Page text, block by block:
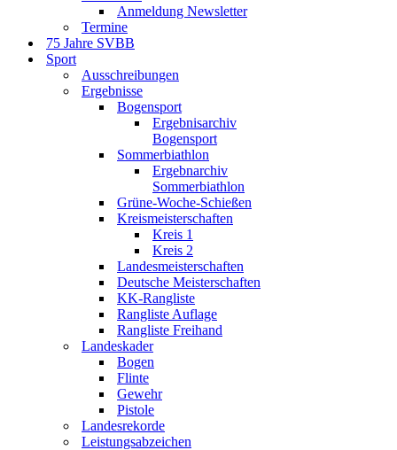
Anmeldung Newsletter
Termine
75 Jahre SVBB
Sport
Ausschreibungen
Ergebnisse
Bogensport
Ergebnisarchiv
Bogensport
Sommerbiathlon
Ergebnarchiv
Sommerbiathlon
Grüne-Woche-Schießen
Kreismeisterschaften
Kreis 1
Kreis 2
Landesmeisterschaften
Deutsche Meisterschaften
KK-Rangliste
Rangliste Auflage
Rangliste Freihand
Landeskader
Bogen
Flinte
Gewehr
Pistole
Landesrekorde
Leistungsabzeichen